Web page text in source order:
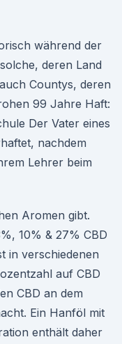
während der
deren Land
Countys, deren
99 Jahre Haft:
Der Vater eines
nachdem
Lehrer beim
Aromen gibt.
10% & 27% CBD
in verschiedenen
auf CBD
CBD an dem
Ein Hanföl mit
enthält daher